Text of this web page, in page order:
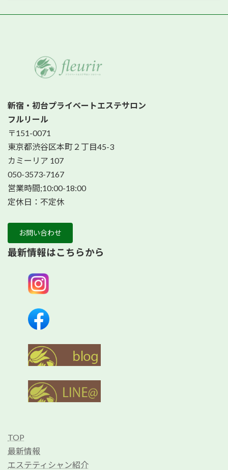
新宿・初台プライベートエステサロン
フルリール
〒151-0071
東京都渋谷区本町２丁目45-3
カミーリア 107
050-3573-7167
営業時間;10:00-18:00
定休日：不定休
お問い合わせ
最新情報はこちらから
TOP
最新情報
エステティシャン紹介